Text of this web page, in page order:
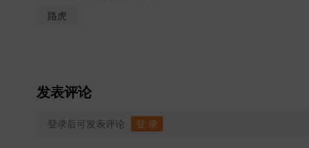
路虎
发表评论
登录后可发表评论 登 录